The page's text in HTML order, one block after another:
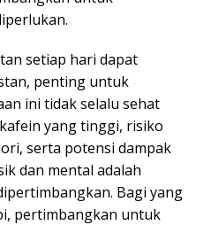
setiap hari dapat
penting untuk
ini tidak selalu sehat
yang tinggi, risiko
serta potensi dampak
dan mental adalah
Bagi yang
pertimbangkan untuk